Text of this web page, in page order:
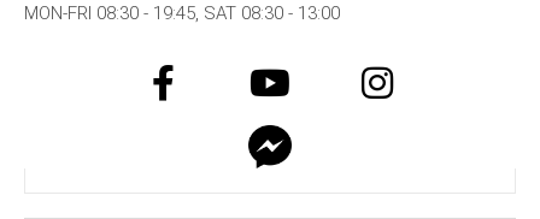
MON-FRI 08:30 - 19:45, SAT 08:30 - 13:00